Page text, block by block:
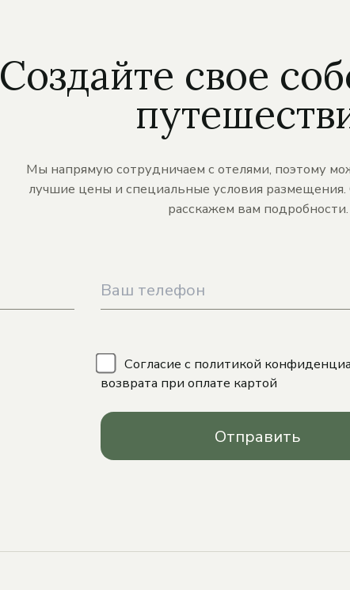
Создайте свое
Мы напрямую сотрудничаем с отелями, поэтому
лучшие цены и специальные условия размещения.
расскажем вам подробности.
Согласие с политикой
возврата при оплате картой
Отправить